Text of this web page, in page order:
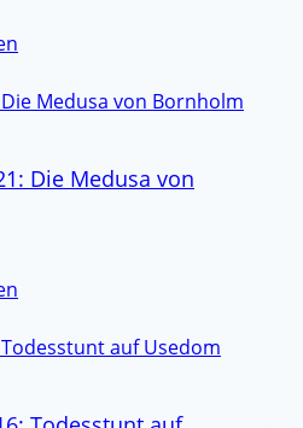
Die Medusa von